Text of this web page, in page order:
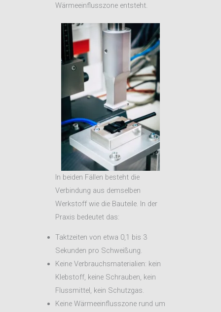
Wärmeeinflusszone entsteht.
In beiden Fällen besteht die
Verbindung aus demselben
Werkstoff wie die Bauteile. In der
Praxis bedeutet das:
Taktzeiten von etwa 0,1 bis 3
Sekunden pro Schweißung.
Keine Verbrauchsmaterialien: kein
Klebstoff, keine Schrauben, kein
Flussmittel, kein Schutzgas.
Keine Wärmeeinflusszone rund um